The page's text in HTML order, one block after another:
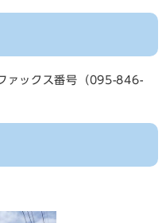
ックス番号（095-846-